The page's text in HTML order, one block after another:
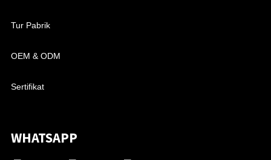
Tur Pabrik
OEM & ODM
Sertifikat
WHATSAPP